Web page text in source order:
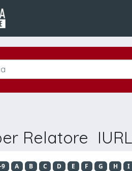
Relatore
9 A B C D E F G H I